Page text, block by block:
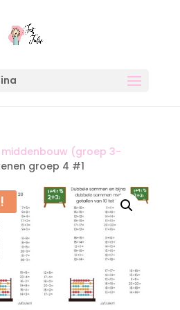
(groep 3-
groep 4 #1